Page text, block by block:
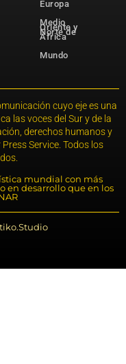
Europa
Medio
Oriente y
Norte de
África
Mundo
cuyo eje es una
las voces del Sur y de la
derechos humanos y
Service. Todos los
mundial con más
en desarrollo que en los